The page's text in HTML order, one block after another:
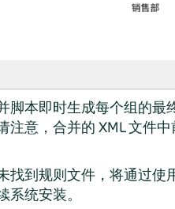
脚本即时生成每个组的
注意，合并的 XML 文件
找到规则文件，将通过使
统安装。